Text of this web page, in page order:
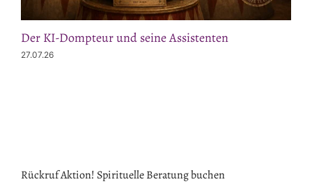
Der KI-Dompteur und seine Assistenten
27.07.26
Rückruf Aktion! Spirituelle Beratung buchen